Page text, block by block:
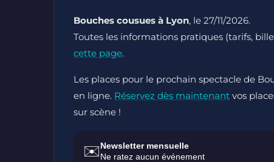
Bouches cousues à Lyon, le 27/11/2026.
Toutes les informations pratiques (tarifs,
cette page.
Les places pour le prochain spectacle de
en ligne. Réservez dès maintenant vos
sur scène !
✉️Newsletter mensuelle
Ne ratez aucun événement